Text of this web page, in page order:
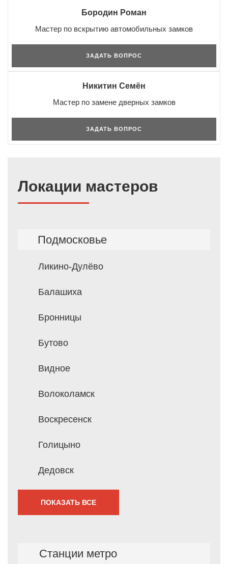
Бородин Роман
Мастер по вскрытию автомобильных замков
ЗАДАТЬ ВОПРОС
Никитин Семён
Мастер по замене дверных замков
ЗАДАТЬ ВОПРОС
Локации мастеров
Подмосковье
Ликино-Дулёво
Балашиха
Бронницы
Бутово
Видное
Волоколамск
Воскресенск
Голицыно
Дедовск
ПОКАЗАТЬ ВСЕ
Станции метро